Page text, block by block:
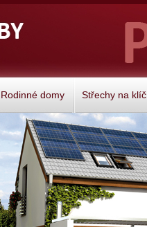
Rodinné domy Střechy na klíč